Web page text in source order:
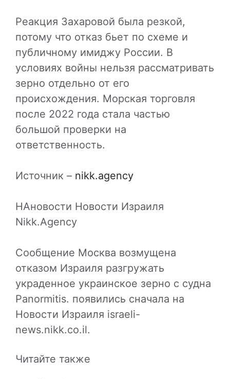
Реакция Захаровой была резкой,
потому что отказ бьет по схеме и
публичному имиджу России. В
условиях войны нельзя рассматривать
зерно отдельно от его
происхождения. Морская торговля
после 2022 года стала частью
большой проверки на
ответственность.
Источник – nikk.agency
НАновости Новости Израиля
Nikk.Agency
Сообщение Москва возмущена
отказом Израиля разгружать
украденное украинское зерно с судна
Panormitis. появились сначала на
Новости Израиля israeli-
news.nikk.co.il.
Читайте также